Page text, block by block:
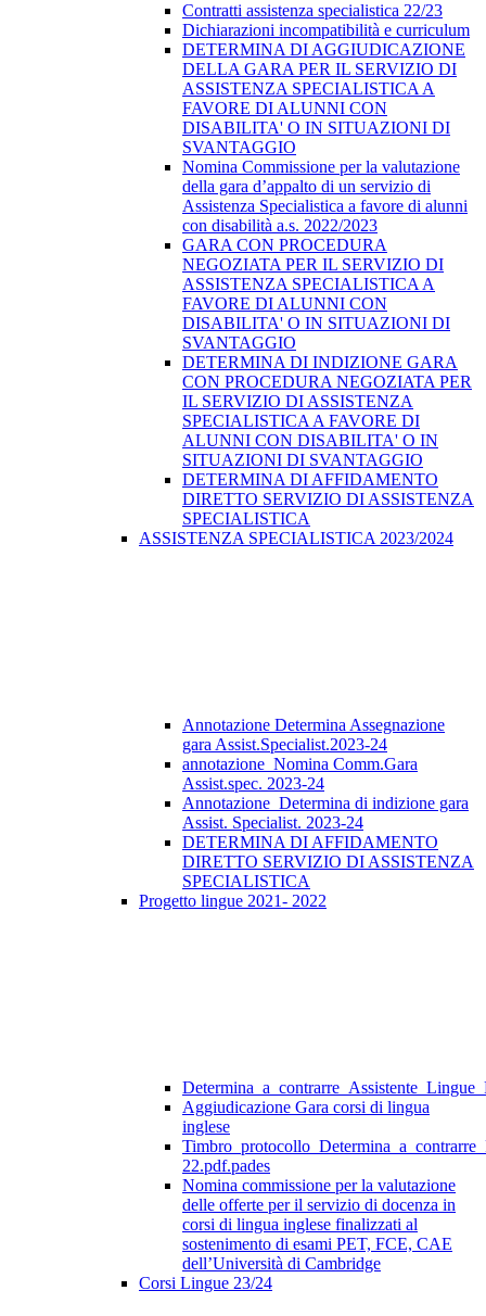
Contratti assistenza specialistica 22/23
Dichiarazioni incompatibilità e curriculum
DETERMINA DI AGGIUDICAZIONE
DELLA GARA PER IL SERVIZIO DI
ASSISTENZA SPECIALISTICA A
FAVORE DI ALUNNI CON
DISABILITA' O IN SITUAZIONI DI
SVANTAGGIO
Nomina Commissione per la valutazione
della gara d’appalto di un servizio di
Assistenza Specialistica a favore di alunni
con disabilità a.s. 2022/2023
GARA CON PROCEDURA
NEGOZIATA PER IL SERVIZIO DI
ASSISTENZA SPECIALISTICA A
FAVORE DI ALUNNI CON
DISABILITA' O IN SITUAZIONI DI
SVANTAGGIO
DETERMINA DI INDIZIONE GARA
CON PROCEDURA NEGOZIATA PER
IL SERVIZIO DI ASSISTENZA
SPECIALISTICA A FAVORE DI
ALUNNI CON DISABILITA' O IN
SITUAZIONI DI SVANTAGGIO
DETERMINA DI AFFIDAMENTO
DIRETTO SERVIZIO DI ASSISTENZA
SPECIALISTICA
ASSISTENZA SPECIALISTICA 2023/2024
Annotazione Determina Assegnazione
gara Assist.Specialist.2023-24
annotazione_Nomina Comm.Gara
Assist.spec. 2023-24
Annotazione_Determina di indizione gara
Assist. Specialist. 2023-24
DETERMINA DI AFFIDAMENTO
DIRETTO SERVIZIO DI ASSISTENZA
SPECIALISTICA
Progetto lingue 2021- 2022
Aggiudicazione Gara corsi di lingua
inglese
22.pdf.pades
Nomina commissione per la valutazione
delle offerte per il servizio di docenza in
corsi di lingua inglese finalizzati al
sostenimento di esami PET, FCE, CAE
dell’Università di Cambridge
Corsi Lingue 23/24